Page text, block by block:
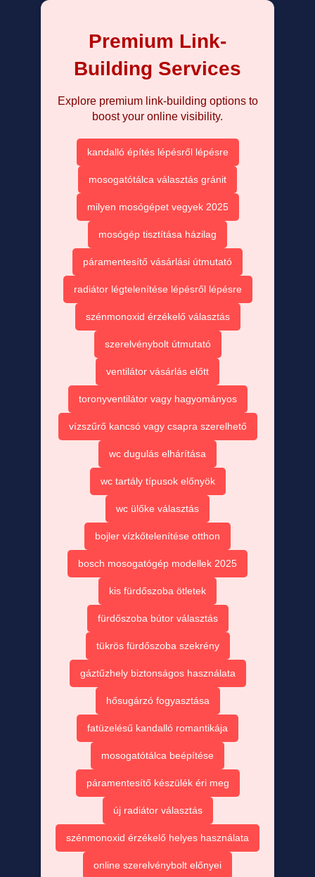
Premium Link-
Building Services
Explore premium link-building options to
boost your online visibility.
kandalló építés lépésről lépésre
mosogatótálca választás gránit
milyen mosógépet vegyek 2025
mosógép tisztítása házilag
páramentesítő vásárlási útmutató
radiátor légtelenítése lépésről lépésre
szénmonoxid érzékelő választás
szerelvénybolt útmutató
ventilátor vásárlás előtt
toronyventilátor vagy hagyományos
vízszűrő kancsó vagy csapra szerelhető
wc dugulás elhárítása
wc tartály típusok előnyök
wc ülőke választás
bojler vízkőtelenítése otthon
bosch mosogatógép modellek 2025
kis fürdőszoba ötletek
fürdőszoba bútor választás
tükrös fürdőszoba szekrény
gáztűzhely biztonságos használata
hősugárzó fogyasztása
fatüzelésű kandalló romantikája
mosogatótálca beépítése
páramentesítő készülék éri meg
új radiátor választás
szénmonoxid érzékelő helyes használata
online szerelvénybolt előnyei